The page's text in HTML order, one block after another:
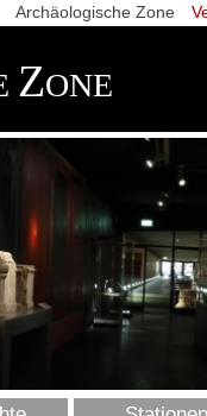
Archäologische Zone
ZONE